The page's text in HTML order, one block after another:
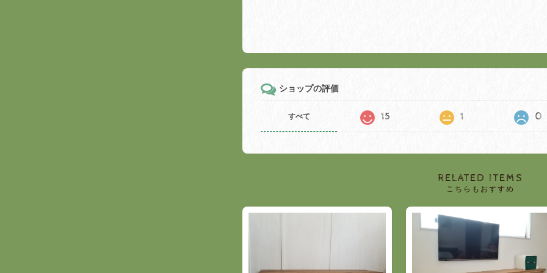
ショップの評価
すべて 15 1 0
RELATED ITEMS
こちらもおすすめ